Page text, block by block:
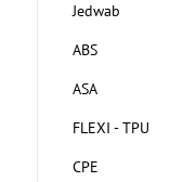
Jedwab
ABS
ASA
FLEXI - TPU
CPE